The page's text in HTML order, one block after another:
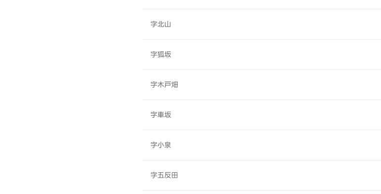
字北山
字狐坂
字木戸畑
字車坂
字小泉
字五反田